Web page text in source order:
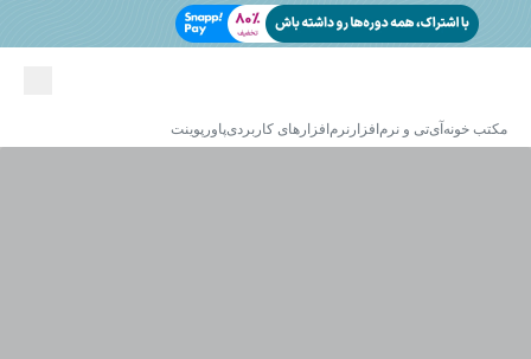
مکتب خونه آی‌تی و نرم‌افزار نرم‌افزارهای کاربردیپاورپوینت